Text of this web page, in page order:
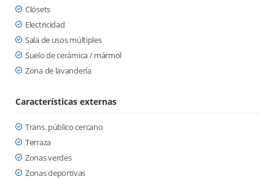
Clósets
Electricidad
Sala de usos múltiples
Suelo de cerámica / mármol
Zona de lavandería
Características externas
Trans. público cercano
Terraza
Zonas verdes
Zonas deportivas